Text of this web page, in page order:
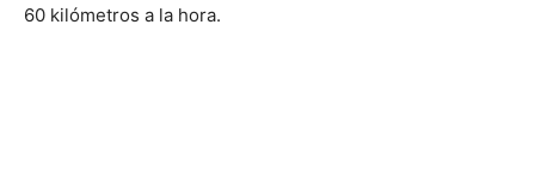
60 kilómetros a la hora.